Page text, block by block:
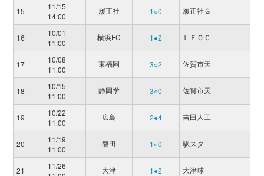
15
11/15
14:00
履正社 1○0 履正社Ｇ
16
10/01
11:00
横浜FC 1●2 ＬＥＯＣ
17
10/08
11:00
東福岡 3○2 佐賀市天
18
10/15
11:00
静岡学 3○0 佐賀市天
19
10/22
11:00
広島 2●4 吉田人工
20
11/19
11:00
磐田 1○0 駅スタ
21
11/26
大津 1●2 大津球